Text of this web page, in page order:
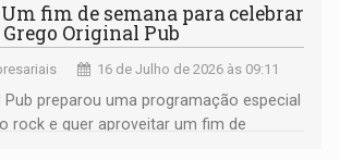
Um fim de semana para celebrar
Original Pub
16 de Julho de 2026 às 09:11
Pub preparou uma programação especial
rock e quer aproveitar um fim de